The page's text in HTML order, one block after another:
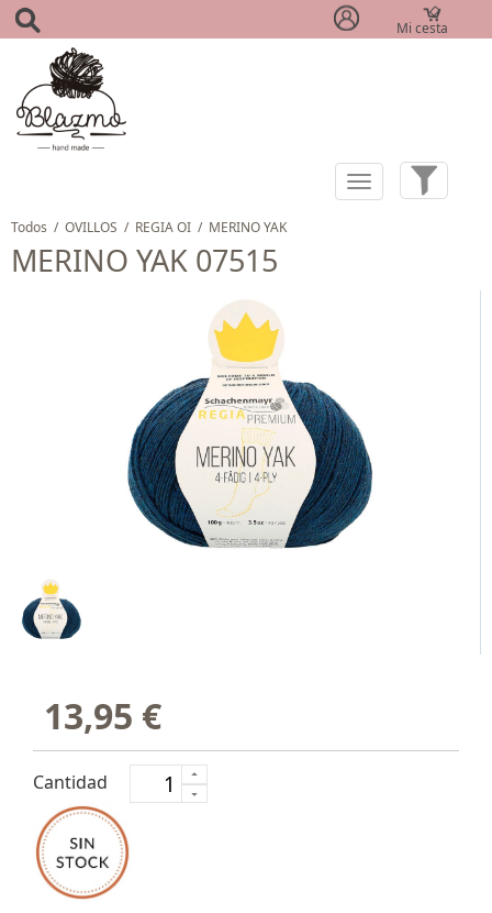
Mi cesta
Todos / OVILLOS / REGIA OI / MERINO YAK
MERINO YAK 07515
13,95 €
Cantidad